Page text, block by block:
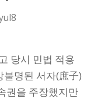
당시 민법 적용
명된 서자(庶子)
권을 주장했지만